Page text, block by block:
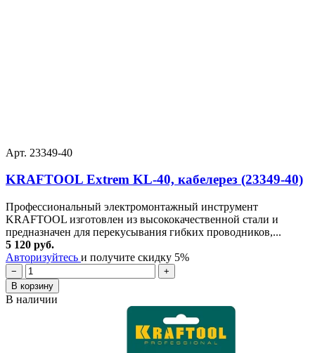
Арт. 23349-40
KRAFTOOL Extrem KL-40, кабелерез (23349-40)
Профессиональный электромонтажный инструмент
KRAFTOOL изготовлен из высококачественной стали и
предназначен для перекусывания гибких проводников,...
5 120 руб.
Авторизуйтесь и получите скидку 5%
−
+
В корзину
В наличии